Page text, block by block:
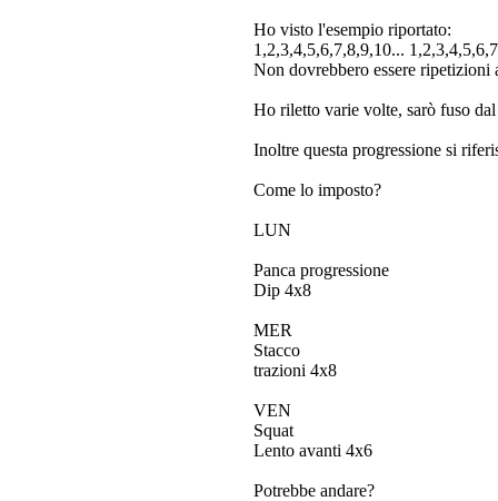
Ho visto l'esempio riportato:
1,2,3,4,5,6,7,8,9,10...
Non dovrebbero essere ripetizioni
Ho riletto varie volte, sarò fuso
Inoltre questa progressione si
Come lo imposto?
LUN
Panca progressione
Dip 4x8
MER
Stacco
trazioni 4x8
VEN
Squat
Lento avanti 4x6
Potrebbe andare?